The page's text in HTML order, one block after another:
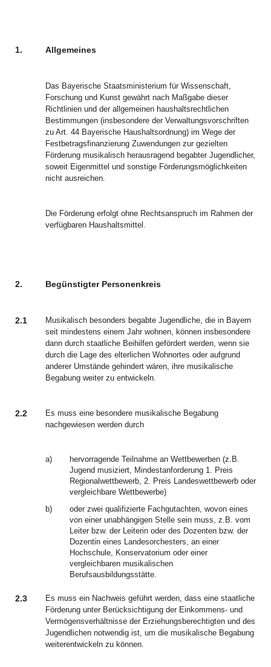
1. Allgemeines
Das Bayerische Staatsministerium für Wissenschaft,
Forschung und Kunst gewährt nach Maßgabe dieser
Richtlinien und der allgemeinen haushaltsrechtlichen
Bestimmungen (insbesondere der Verwaltungsvorschriften
zu Art. 44 Bayerische Haushaltsordnung) im Wege der
Festbetragsfinanzierung Zuwendungen zur gezielten
Förderung musikalisch herausragend begabter Jugendlicher,
soweit Eigenmittel und sonstige Förderungsmöglichkeiten
nicht ausreichen.
Die Förderung erfolgt ohne Rechtsanspruch im Rahmen der
verfügbaren Haushaltsmittel.
2. Begünstigter Personenkreis
2.1
Musikalisch besonders begabte Jugendliche, die in Bayern
seit mindestens einem Jahr wohnen, können insbesondere
dann durch staatliche Beihilfen gefördert werden, wenn sie
durch die Lage des elterlichen Wohnortes oder aufgrund
anderer Umstände gehindert wären, ihre musikalische
Begabung weiter zu entwickeln.
2.2
Es muss eine besondere musikalische Begabung
nachgewiesen werden durch
a)
hervorragende Teilnahme an Wettbewerben (z.B.
Jugend musiziert, Mindestanforderung 1. Preis
Regionalwettbewerb, 2. Preis Landeswettbewerb oder
vergleichbare Wettbewerbe)
b)
oder zwei qualifizierte Fachgutachten, wovon eines
von einer unabhängigen Stelle sein muss, z.B. vom
Leiter bzw. der Leiterin oder des Dozenten bzw. der
Dozentin eines Landesorchesters, an einer
Hochschule, Konservatorium oder einer
vergleichbaren musikalischen
Berufsausbildungsstätte.
2.3
Es muss ein Nachweis geführt werden, dass eine staatliche
Förderung unter Berücksichtigung der Einkommens- und
Vermögensverhältnisse der Erziehungsberechtigten und des
Jugendlichen notwendig ist, um die musikalische Begabung
weiterentwickeln zu können.